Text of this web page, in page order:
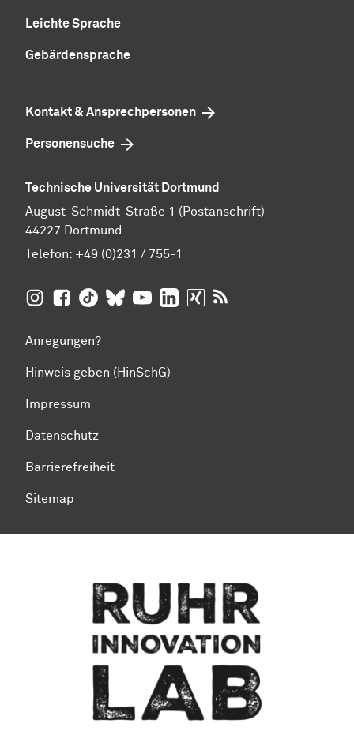
Leichte Sprache
Gebärdensprache
Kontakt & Ansprechpersonen
Personensuche
Technische Universität Dortmund
August-Schmidt-Straße 1 (Postanschrift)
44227 Dortmund
Telefon: +49 (0)231 / 755-1
TU Dortmund auf Insta­gram
TU Dortmund auf Facebook
TU Dortmund auf TikTok
TU Dortmund auf BlueSky
TU Dortmund auf YouTube
TU Dortmund auf LinkedIn
TU Dortmund auf XING
Anregungen?
Hinweis geben (HinSchG)
Impressum
Datenschutz
Barrierefreiheit
Sitemap